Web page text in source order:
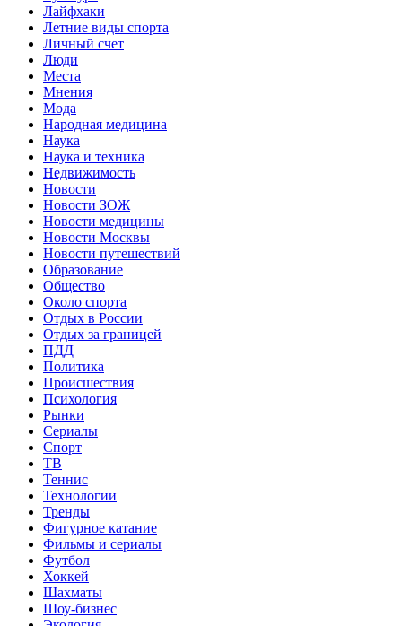
Лайфхаки
Летние виды спорта
Личный счет
Люди
Места
Мнения
Мода
Народная медицина
Наука
Наука и техника
Недвижимость
Новости
Новости ЗОЖ
Новости медицины
Новости Москвы
Новости путешествий
Образование
Общество
Около спорта
Отдых в России
Отдых за границей
ПДД
Политика
Происшествия
Психология
Рынки
Сериалы
Спорт
ТВ
Теннис
Технологии
Тренды
Фигурное катание
Фильмы и сериалы
Футбол
Хоккей
Шахматы
Шоу-бизнес